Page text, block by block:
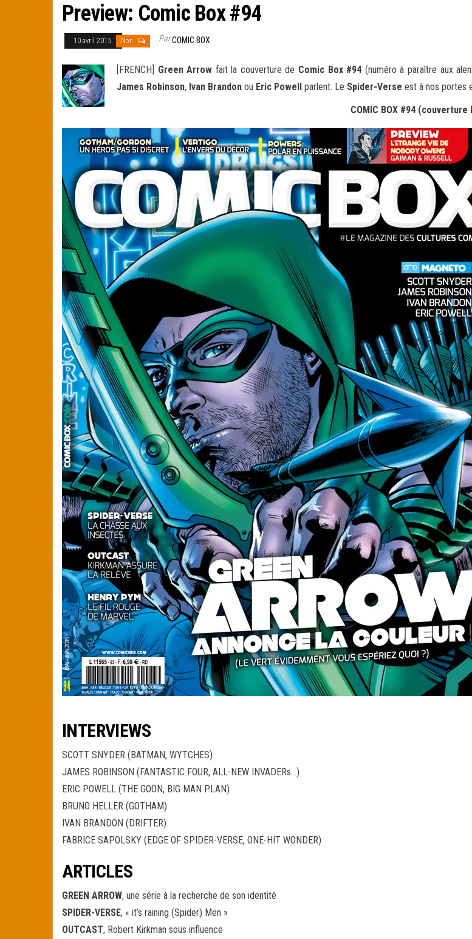
Preview: Comic Box #94
10 avril 2015 Non ParCOMIC BOX
[FRENCH] Green Arrow fait la couverture de Comic Box #94(numéro à paraître aux
James Robinson, Ivan Brandon ou Eric Powell parlent. Le Spider-Verse est à nos portes
COMIC BOX #94 (couverture
INTERVIEWS
SCOTT SNYDER (BATMAN, WYTCHES)
JAMES ROBINSON (FANTASTIC FOUR, ALL-NEW INVADERs…)
ERIC POWELL (THE GOON, BIG MAN PLAN)
BRUNO HELLER (GOTHAM)
IVAN BRANDON (DRIFTER)
FABRICE SAPOLSKY (EDGE OF SPIDER-VERSE, ONE-HIT WONDER)
ARTICLES
GREEN ARROW, une série à la recherche de son identité
SPIDER-VERSE, « it’s raining (Spider) Men »
OUTCAST, Robert Kirkman sous influence